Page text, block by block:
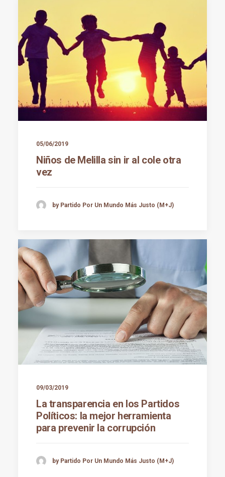
05/06/2019
Niños de Melilla sin ir al cole otra
vez
by Partido Por Un Mundo Más Justo (M+J)
09/03/2019
La transparencia en los Partidos
Políticos: la mejor herramienta
para prevenir la corrupción
by Partido Por Un Mundo Más Justo (M+J)